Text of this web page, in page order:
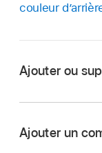
couleur
Ajouter ou
Ajouter un
Ajouter un